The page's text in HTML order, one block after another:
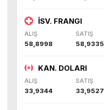
İSV. FRANGI
ALIŞ SATIŞ
58,8998 58,9335
KAN. DOLARI
ALIŞ SATIŞ
33,9344 33,9527